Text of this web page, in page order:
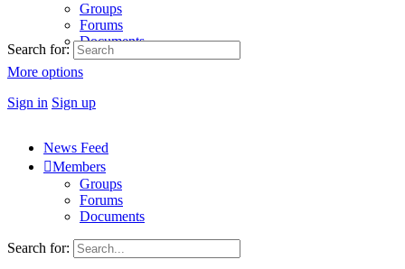
Groups
Forums
Documents
More options
Sign in Sign up
Search for:
News Feed
Members
Groups
Forums
Documents
Search for: